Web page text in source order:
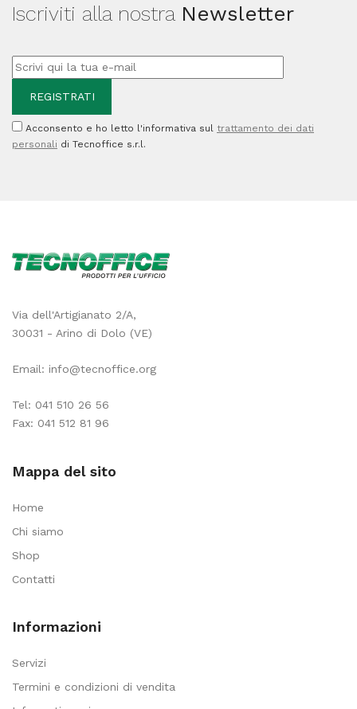
-
-
diametro
cm
Iscriviti alla nostra Newsletter
Acconsento e ho letto l'informativa sul trattamento dei dati
personali di Tecnoffice s.r.l.
Via dell'Artigianato 2/A,
30031 - Arino di Dolo (VE)
Email: info@tecnoffice.org
Tel: 041 510 26 56
Fax: 041 512 81 96
Mappa del sito
Home
Chi siamo
Shop
Contatti
Informazioni
Servizi
Termini e condizioni di vendita